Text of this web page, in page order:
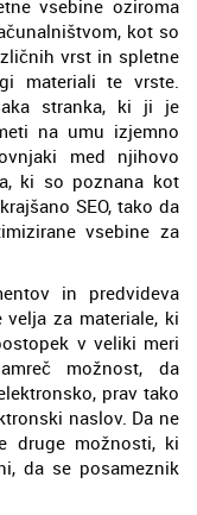
vsebine oziroma
kot so
vrst in spletne
materiali te vrste.
stranka, ki ji je
na umu izjemno
med njihovo
ki so poznana kot
SEO, tako da
vsebine za
in predvideva
za materiale, ki
v veliki meri
možnost, da
prav tako
naslov. Da ne
druge možnosti, ki
da se posameznik